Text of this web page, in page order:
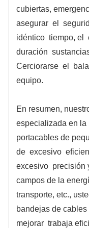
cubiertas,
asegurar el
idéntico tiempo, el
duración
Cerciorarse el
equipo.
En resumen,
especializada en la
portacables de
de excesivo
excesivo precisión
campos de la
transporte, etc.,
bandejas de cables
mejorar trabaja